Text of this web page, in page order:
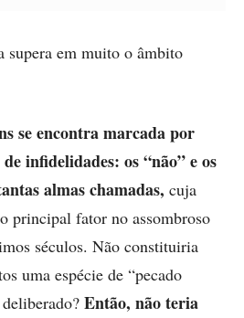
supera em muito o âmbito
se encontra marcada por
infidelidades: os “não” e os
almas chamadas, cuja
principal fator no assombroso
séculos. Não constituiria
uma espécie de “pecado
Então, não teria